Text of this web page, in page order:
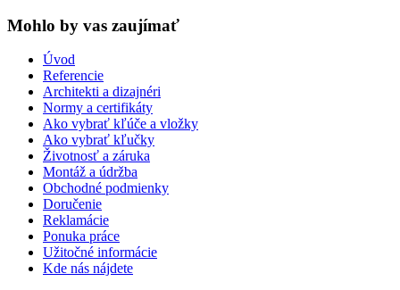
Mohlo by vas zaujímať
Úvod
Referencie
Architekti a dizajnéri
Normy a certifikáty
Ako vybrať kľúče a vložky
Ako vybrať kľučky
Životnosť a záruka
Montáž a údržba
Obchodné podmienky
Doručenie
Reklamácie
Ponuka práce
Užitočné informácie
Kde nás nájdete